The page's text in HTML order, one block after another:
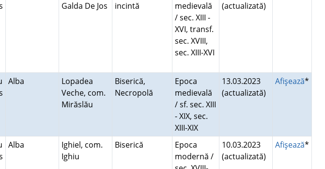
Galda De Jos
incintă
medievală
/ sec. XIII -
XVI, transf.
sec. XVIII,
sec. XIII-XVI
(actualizată)
Alba
Lopadea
Veche, com.
Mirăslău
Biserică,
Necropolă
Epoca
medievală
/ sf. sec. XIII
- XIX, sec.
XIII-XIX
13.03.2023
(actualizată)
Afişează*
Alba
Ighiel, com.
Ighiu
Biserică
Epoca
modernă /
10.03.2023
(actualizată)
Afişează*